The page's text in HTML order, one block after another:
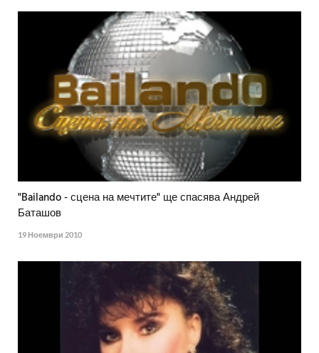
"Bailando - сцена на мечтите" ще спасява Андрей
Баташов
19 Ноември 2010